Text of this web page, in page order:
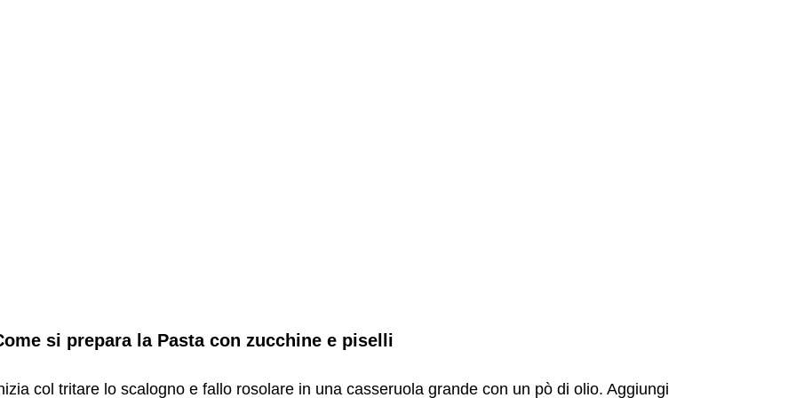
si prepara la Pasta con zucchine e piselli
col tritare lo scalogno e fallo rosolare in una casseruola grande con un pò di olio. Aggiungi